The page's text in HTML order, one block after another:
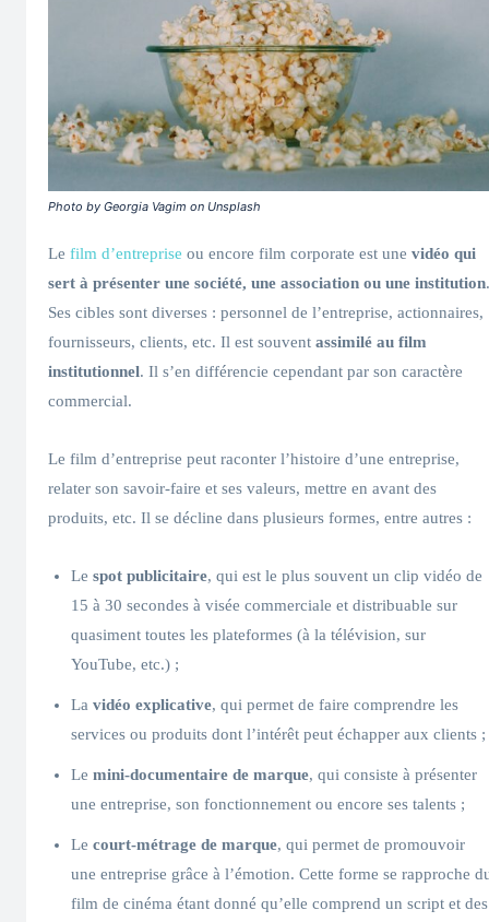
Photo by Georgia Vagim on Unsplash
Le film d’entreprise ou encore film corporate est une vidéo qui
sert à présenter une société, une association ou une institution.
Ses cibles sont diverses : personnel de l’entreprise, actionnaires,
fournisseurs, clients, etc. Il est souvent assimilé au film
institutionnel. Il s’en différencie cependant par son caractère
commercial.
Le film d’entreprise peut raconter l’histoire d’une entreprise,
relater son savoir-faire et ses valeurs, mettre en avant des
produits, etc. Il se décline dans plusieurs formes, entre autres :
Le spot publicitaire, qui est le plus souvent un clip vidéo de
15 à 30 secondes à visée commerciale et distribuable sur
quasiment toutes les plateformes (à la télévision, sur
YouTube, etc.) ;
La vidéo explicative, qui permet de faire comprendre les
services ou produits dont l’intérêt peut échapper aux clients ;
Le mini-documentaire de marque, qui consiste à présenter
une entreprise, son fonctionnement ou encore ses talents ;
Le court-métrage de marque, qui permet de promouvoir
une entreprise grâce à l’émotion. Cette forme se rapproche
film de cinéma étant donné qu’elle comprend un script et des